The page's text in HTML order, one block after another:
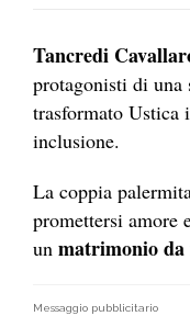
Tancredi
protagonisti di una
trasformato
inclusione.
La coppia
promettersi amore
un matrimonio da
Messaggio pubblicitario